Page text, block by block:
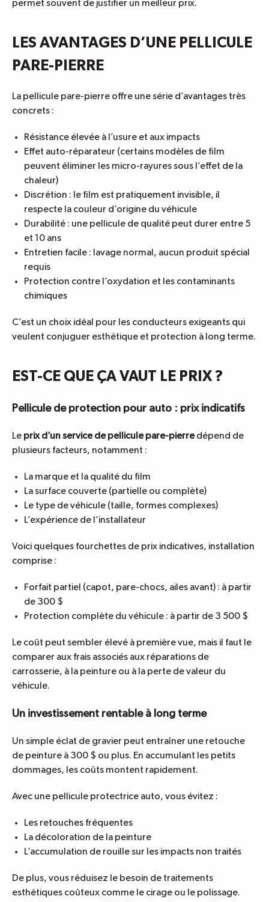
permet souvent de justifier un meilleur prix.
LES AVANTAGES D’UNE PELLICULE
PARE-PIERRE
La pellicule pare-pierre offre une série d’avantages très
concrets :
Résistance élevée à l’usure et aux impacts
Effet auto-réparateur (certains modèles de film
peuvent éliminer les micro-rayures sous l’effet de la
chaleur)
Discrétion : le film est pratiquement invisible, il
respecte la couleur d’origine du véhicule
Durabilité : une pellicule de qualité peut durer entre 5
et 10 ans
Entretien facile : lavage normal, aucun produit spécial
requis
Protection contre l’oxydation et les contaminants
chimiques
C’est un choix idéal pour les conducteurs exigeants qui
veulent conjuguer esthétique et protection à long terme.
EST-CE QUE ÇA VAUT LE PRIX ?
Pellicule de protection pour auto : prix indicatifs
Le prix d’un service de pellicule pare-pierredépend de
plusieurs facteurs, notamment :
La marque et la qualité du film
La surface couverte (partielle ou complète)
Le type de véhicule (taille, formes complexes)
L’expérience de l’installateur
Voici quelques fourchettes de prix indicatives, installation
comprise :
Forfait partiel (capot, pare-chocs, ailes avant) : à partir
de 300 $
Protection complète du véhicule : à partir de 3 500 $
Le coût peut sembler élevé à première vue, mais il faut le
comparer aux frais associés aux réparations de
carrosserie, à la peinture ou à la perte de valeur du
véhicule.
Un investissement rentable à long terme
Un simple éclat de gravier peut entraîner une retouche
de peinture à 300 $ ou plus. En accumulant les petits
dommages, les coûts montent rapidement.
Avec une pellicule protectrice auto, vous évitez :
Les retouches fréquentes
La décoloration de la peinture
L’accumulation de rouille sur les impacts non traités
De plus, vous réduisez le besoin de traitements
esthétiques coûteux comme le cirage ou le polissage.